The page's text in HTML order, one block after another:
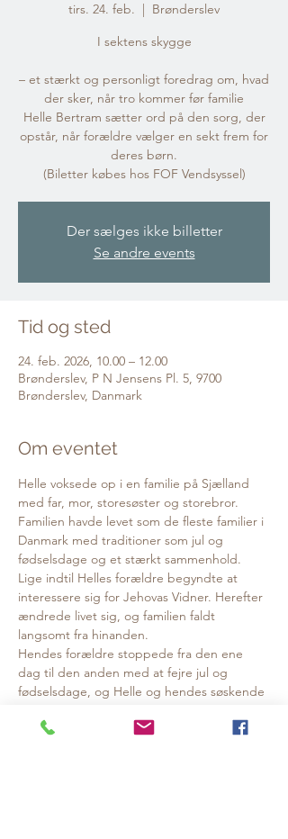
tirs. 24. feb.
  |
Brønderslev
I sektens skygge
– et stærkt og personligt foredrag om, hvad
der sker, når tro kommer før familie
Helle Bertram sætter ord på den sorg, der
opstår, når forældre vælger en sekt frem for
deres børn.
(Biletter købes hos FOF Vendsyssel)
Der sælges ikke billetter
Se andre events
Tid og sted
24. feb. 2026, 10.00 – 12.00
Brønderslev, P N Jensens Pl. 5, 9700
Brønderslev, Danmark
Om eventet
Helle voksede op i en familie på Sjælland
med far, mor, storesøster og storebror.
Familien havde levet som de fleste familier i
Danmark med traditioner som jul og
fødselsdage og et stærkt sammenhold.
Lige indtil Helles forældre begyndte at
interessere sig for Jehovas Vidner. Herefter
ændrede livet sig, og familien faldt
langsomt fra hinanden.
Hendes forældre stoppede fra den ene
dag til den anden med at fejre jul og
fødselsdage, og Helle og hendes søskende
Forældrene blev mere og mere opslugte af